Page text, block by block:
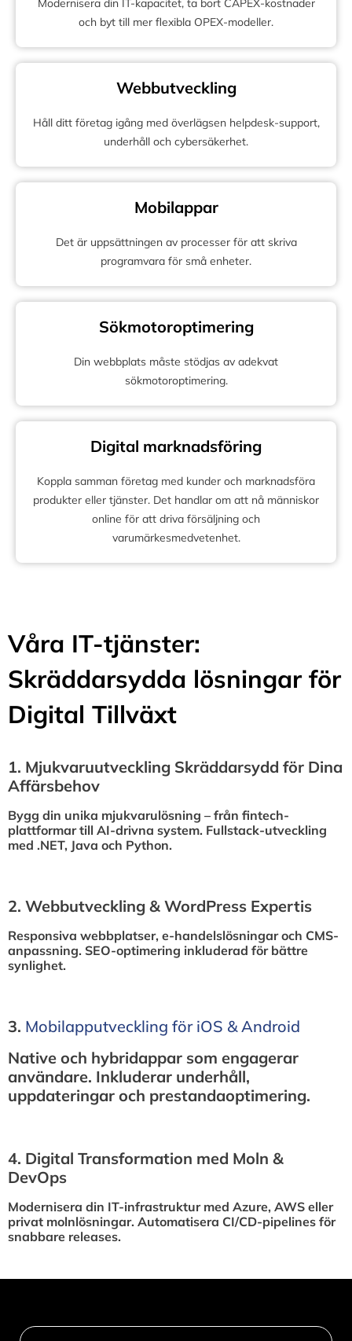
och byt till mer flexibla OPEX-modeller.
Webbutveckling
Håll ditt företag igång med överlägsen helpdesk-support,
underhåll och cybersäkerhet.
Mobilappar
Det är uppsättningen av processer för att skriva
programvara för små enheter.
Sökmotoroptimering
Din webbplats måste stödjas av adekvat
sökmotoroptimering.
Digital marknadsföring
Koppla samman företag med kunder och marknadsföra
produkter eller tjänster. Det handlar om att nå människor
online för att driva försäljning och
varumärkesmedvetenhet.
Våra IT-tjänster:
Skräddarsydda lösningar för
Digital Tillväxt
1.⁠ ⁠Mjukvaruutveckling Skräddarsydd för Dina
Affärsbehov
Bygg din unika mjukvarulösning – från fintech-
plattformar till AI-drivna system. Fullstack-utveckling
med .NET, Java och Python.
2.⁠ ⁠Webbutveckling & WordPress Expertis
Responsiva webbplatser, e-handelslösningar och CMS-
anpassning. SEO-optimering inkluderad för bättre
synlighet.
3.⁠ ⁠Mobilapputveckling för iOS & Android
Native och hybridappar som engagerar
användare. Inkluderar underhåll,
uppdateringar och prestandaoptimering.
4.⁠ ⁠Digital Transformation med Moln &
DevOps
Modernisera din IT-infrastruktur med Azure, AWS eller
privat molnlösningar. Automatisera CI/CD-pipelines för
snabbare releases.